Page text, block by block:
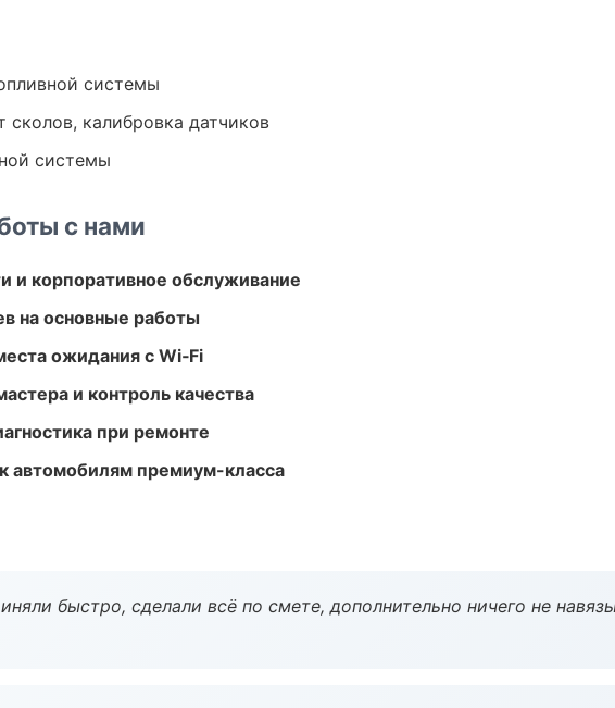
системы
сколов, калибровка датчиков
системы
с нами
и корпоративное обслуживание
на основные работы
ожидания с Wi‑Fi
и контроль качества
при ремонте
автомобилям премиум-класса
быстро, сделали всё по смете, дополнительно ничего не